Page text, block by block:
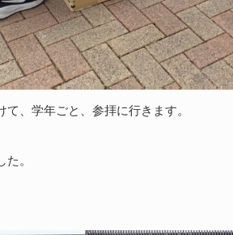
、学年ごと、参拝に行きます。
。